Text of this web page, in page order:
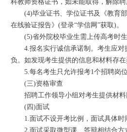
科教师资格证书，如未能取得，解除聘
(4)毕业证书、学位证书及《教育部
在线验证报告》(登录“学信网”获取)。
(5)省外院校毕业生需上传高考时生
4.报名实行诚信承诺制。考生应对
负。如发现考生提供的信息和材料存
5.每名考生只允许报考1个招聘岗位
(三)资格审查
招聘工作领导小组对考生提供材料
(四)面试
1.面试不设开考比例，面试具体时
2.面试采取微型课、答辩相结合方